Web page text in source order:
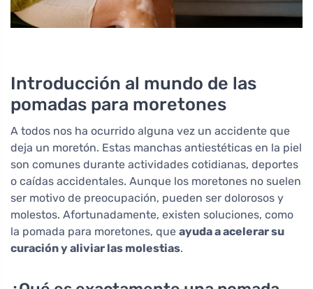
Introducción al mundo de las
pomadas para moretones
A todos nos ha ocurrido alguna vez un accidente que
deja un moretón. Estas manchas antiestéticas en la piel
son comunes durante actividades cotidianas, deportes
o caídas accidentales. Aunque los moretones no suelen
ser motivo de preocupación, pueden ser dolorosos y
molestos. Afortunadamente, existen soluciones, como
la pomada para moretones, que ayuda a acelerar su
curación y aliviar las molestias.